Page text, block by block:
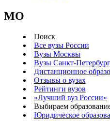
MO
Поиск
Все вузы России
Вузы Москвы
Вузы Санкт-
Дистанционное
Отзывы о вузах
Рейтинги вузов
«Лучший вуз России»
Выбираем
Юридическое